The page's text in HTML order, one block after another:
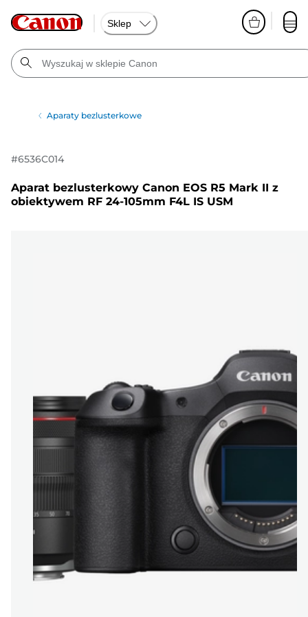
Sklep
Aparaty bezlusterkowe
#6536C014
Aparat bezlusterkowy Canon EOS R5 Mark II z
obiektywem RF 24-105mm F4L IS USM